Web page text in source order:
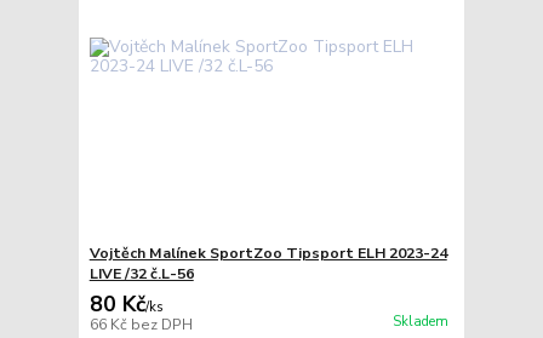
Vojtěch Malínek SportZoo Tipsport ELH 2023-24
LIVE /32 č.L-56
80 Kč/ks
66 Kč bez DPH Skladem